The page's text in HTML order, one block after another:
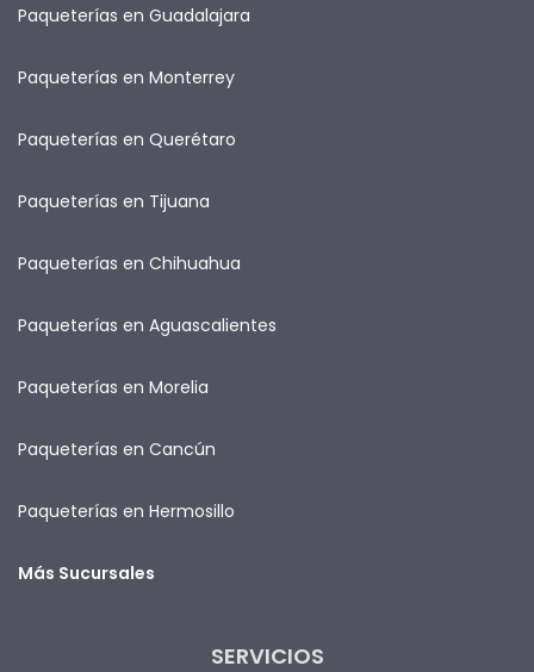
Paqueterías en Guadalajara
Paqueterías en Monterrey
Paqueterías en Querétaro
Paqueterías en Tijuana
Paqueterías en Chihuahua
Paqueterías en Aguascalientes
Paqueterías en Morelia
Paqueterías en Cancún
Paqueterías en Hermosillo
Más Sucursales
SERVICIOS